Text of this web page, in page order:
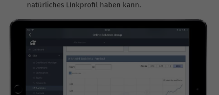
natürliches LInkprofil haben kann.